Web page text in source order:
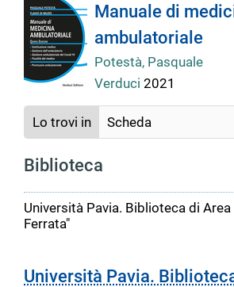
Dettaglio
del
documento
Manuale di
ambulatoriale
Potestà, Pasquale
Verduci 2021
Lo trovi in Scheda
Biblioteca
Università Pavia. Biblioteca di
Ferrata"
Università Pavia.